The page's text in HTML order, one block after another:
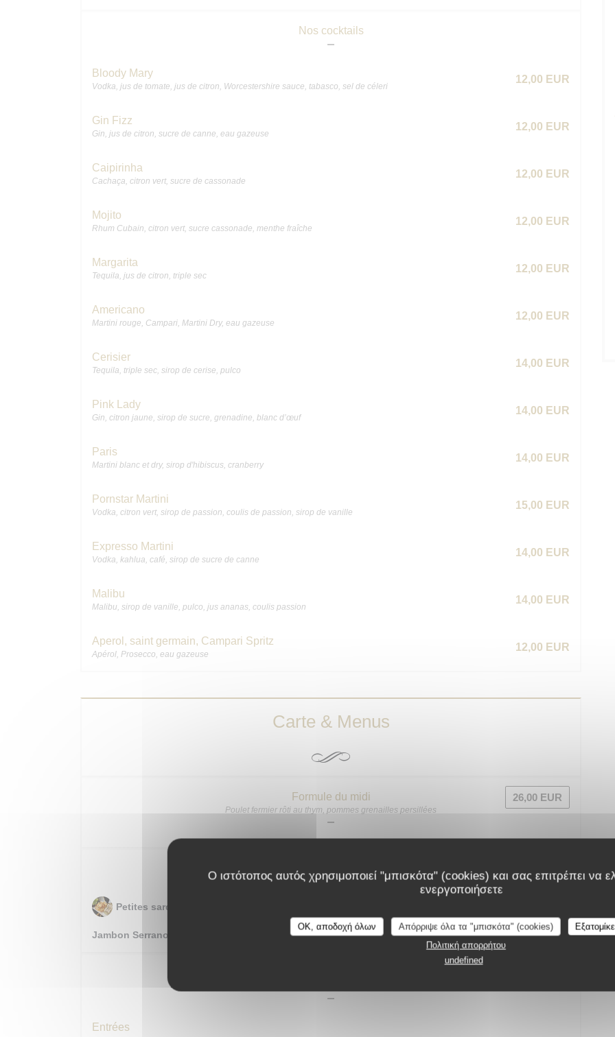
Ο ιστότοπος αυτός χρησιμοποιεί "μπισκότα" (cookies) και σας επιτρέπει να
ενεργοποιήσετε
OK, αποδοχή όλων Απόρριψε όλα τα "μπισκότα" (cookies)
Πολιτική απορρήτου
undefined
Nos cocktails
Bloody Mary
Vodka, jus de tomate, jus de citron, Worcestershire sauce, tabasco, sel de céleri
12,00 EUR
Gin Fizz
Gin, jus de citron, sucre de canne, eau gazeuse
12,00 EUR
Caipirinha
Cachaça, citron vert, sucre de cassonade
12,00 EUR
Mojito
Rhum Cubain, citron vert, sucre cassonade, menthe fraîche
12,00 EUR
Margarita
Tequila, jus de citron, triple sec
12,00 EUR
Americano
Martini rouge, Campari, Martini Dry, eau gazeuse
12,00 EUR
Cerisier
Tequila, triple sec, sirop de cerise, pulco
14,00 EUR
Pink Lady
Gin, citron jaune, sirop de sucre, grenadine, blanc d’œuf
14,00 EUR
Paris
Martini blanc et dry, sirop d'hibiscus, cranberry
14,00 EUR
Pornstar Martini
Vodka, citron vert, sirop de passion, coulis de passion, sirop de vanille
15,00 EUR
Expresso Martini
Vodka, kahlua, café, sirop de sucre de canne
14,00 EUR
Malibu
Malibu, sirop de vanille, pulco, jus ananas, coulis passion
14,00 EUR
Aperol, saint germain, Campari Spritz
Apérol, Prosecco, eau gazeuse
12,00 EUR
Carte & Menus
Formule du midi
Poulet fermier rôti au thym, pommes grenailles persillées
26,00 EUR
Pour patienter et à partager …
Petites sardines de Galice « LA GUILDIVE »
Jambon Serrano affiné 24 mois 21,00 EUR
Entrées